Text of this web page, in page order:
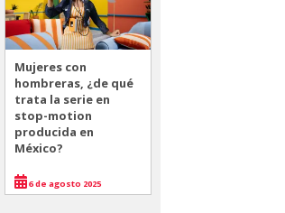
Mujeres con
hombreras, ¿de qué
trata la serie en
stop-motion
producida en
México?
6 de agosto 2025